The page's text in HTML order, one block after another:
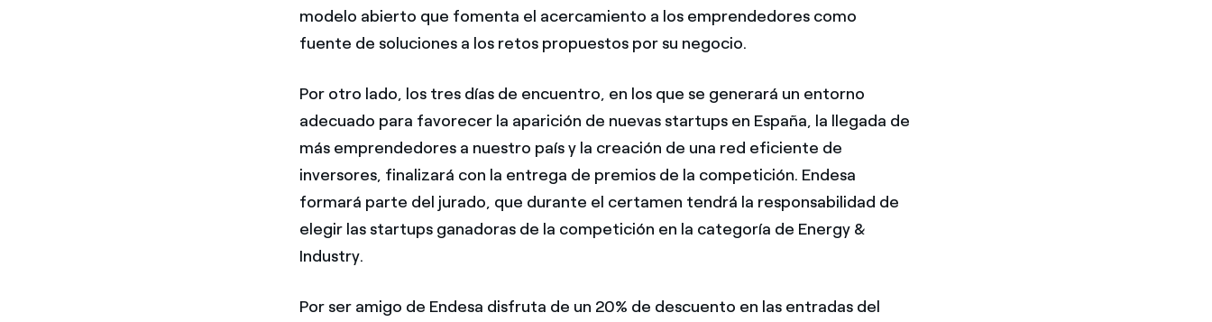
modelo abierto que fomenta el acercamiento a los emprendedores como
fuente de soluciones a los retos propuestos por su negocio.
Por otro lado, los tres días de encuentro, en los que se generará un entorno
adecuado para favorecer la aparición de nuevas startups en España, la llegada de
más emprendedores a nuestro país y la creación de una red eficiente de
inversores, finalizará con la entrega de premios de la competición. Endesa
formará parte del jurado, que durante el certamen tendrá la responsabilidad de
elegir las startups ganadoras de la competición en la categoría de Energy &
Industry.
Por ser amigo de Endesa disfruta de un 20% de descuento en las entradas del